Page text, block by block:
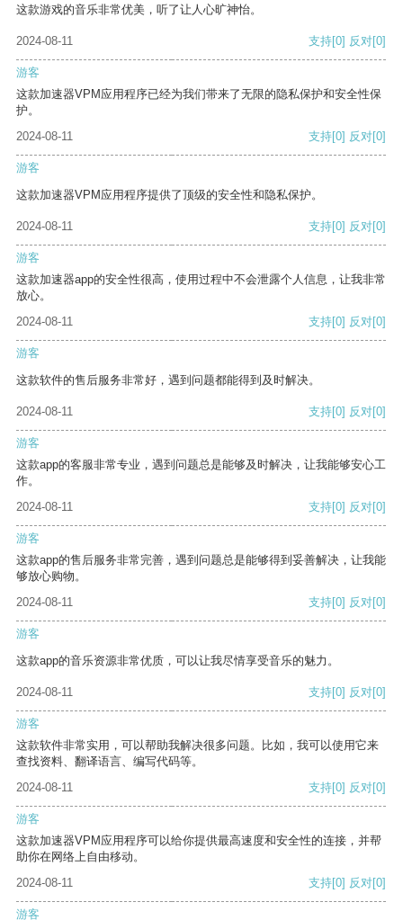
这款游戏的音乐非常优美，听了让人心旷神怡。
2024-08-11 支持[0] 反对[0]
游客
这款加速器VPM应用程序已经为我们带来了无限的隐私保护和安全性保
护。
2024-08-11
支持[0] 反对[0]
游客
这款加速器VPM应用程序提供了顶级的安全性和隐私保护。
2024-08-11 支持[0] 反对[0]
游客
这款加速器app的安全性很高，使用过程中不会泄露个人信息，让我非常
放心。
2024-08-11
支持[0] 反对[0]
游客
这款软件的售后服务非常好，遇到问题都能得到及时解决。
2024-08-11 支持[0] 反对[0]
游客
这款app的客服非常专业，遇到问题总是能够及时解决，让我能够安心工
作。
2024-08-11
支持[0] 反对[0]
游客
这款app的售后服务非常完善，遇到问题总是能够得到妥善解决，让我能
够放心购物。
2024-08-11
支持[0] 反对[0]
游客
这款app的音乐资源非常优质，可以让我尽情享受音乐的魅力。
2024-08-11 支持[0] 反对[0]
游客
这款软件非常实用，可以帮助我解决很多问题。比如，我可以使用它来
查找资料、翻译语言、编写代码等。
2024-08-11
支持[0] 反对[0]
游客
这款加速器VPM应用程序可以给你提供最高速度和安全性的连接，并帮
助你在网络上自由移动。
2024-08-11
支持[0] 反对[0]
游客